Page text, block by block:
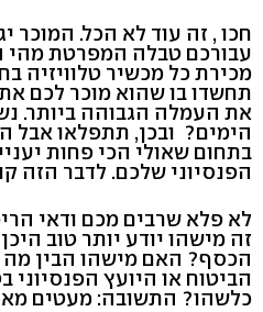
חכו , זה עוד לא הכל. המוכר
עבורכם טבלה המפרטת מהי
מכירת כל מכשיר טלוויזיה
תחשדו בו שהוא מוכר לכם
את העמלה הגבוהה ביותר.
הימים? ובכן, תתפלאו אבל
בתחום שאולי הכי פחות
הפנסיוני שלכם. לדבר הזה
לא פלא שרבים מכם ודאי
זה מישהו יודע יותר טוב
הכסף? האם מישהו הבין מה
הביטוח או היועץ
כלשהו? התשובה: מעטים